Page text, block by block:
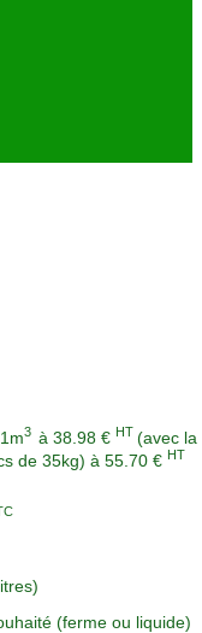
3 à 38.98 € HT (avec la
de 35kg) à 55.70 € HT
(ferme ou liquide)